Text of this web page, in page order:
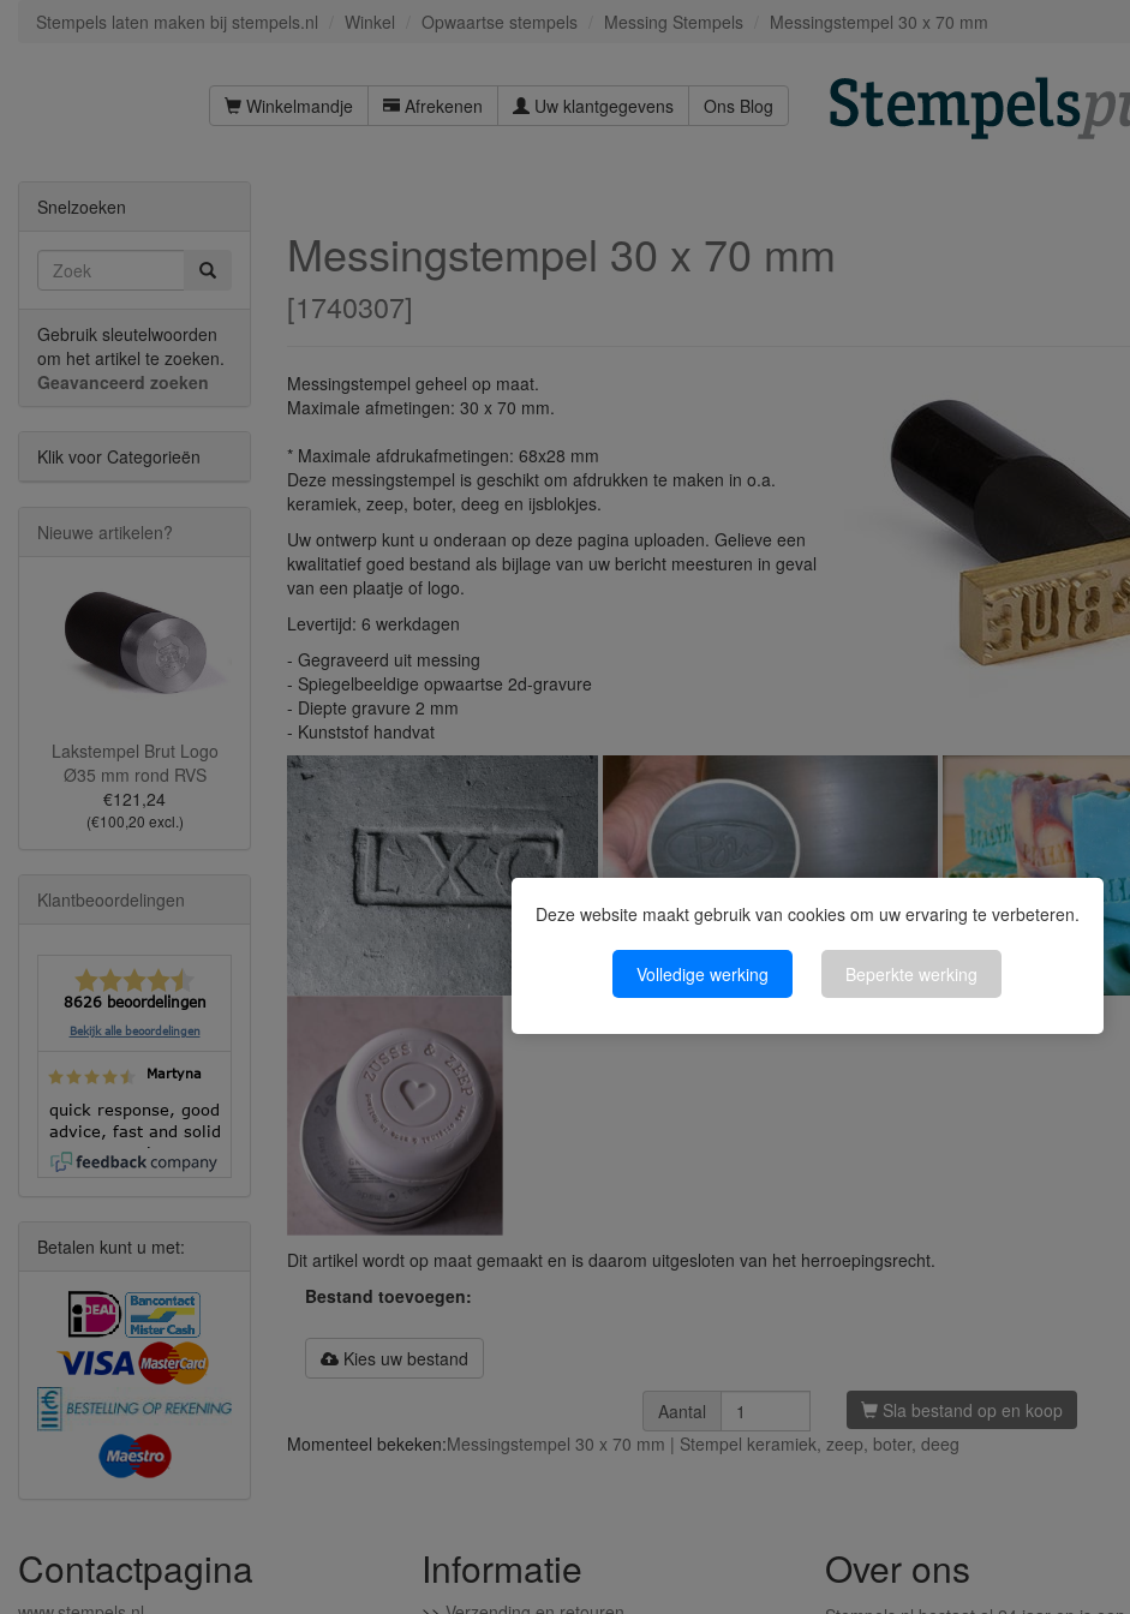
Deze website maakt gebruik van cookies om uw ervaring te verbeteren.
Volledige werking Beperkte werking
Stempels laten maken bij stempels.nl Winkel Opwaartse stempels Messing Stempels Messingstempel 30 x 70 mm
Winkelmandje Afrekenen Uw klantgegevens Ons Blog
Messingstempel 30 x 70 mm
[1740307]
Messingstempel geheel op maat.
Maximale afmetingen: 30 x 70 mm.
* Maximale afdrukafmetingen: 68x28 mm
Deze messingstempel is geschikt om afdrukken te maken in o.a.
keramiek, zeep, boter, deeg en ijsblokjes.
Uw ontwerp kunt u onderaan op deze pagina uploaden. Gelieve een
kwalitatief goed bestand als bijlage van uw bericht meesturen in geval
van een plaatje of logo.
Levertijd: 6 werkdagen
- Gegraveerd uit messing
- Spiegelbeeldige opwaartse 2d-gravure
- Diepte gravure 2 mm
- Kunststof handvat
Dit artikel wordt op maat gemaakt en is daarom uitgesloten van het herroepingsrecht.
Bestand toevoegen:
Kies uw bestand
Aantal
Sla bestand op en koop
Momenteel bekeken:Messingstempel 30 x 70 mm | Stempel keramiek, zeep, boter, deeg
Snelzoeken
Gebruik sleutelwoorden
om het artikel te zoeken.
Geavanceerd zoeken
Klik voor Categorieën
Nieuwe artikelen?
Lakstempel Brut Logo
Ø35 mm rond RVS
€121,24
(€100,20 excl.)
Klantbeoordelingen
8626 beoordelingen
Bekijk alle beoordelingen
Martyna
quick response, good
advice, fast and solid
execution!
Betalen kunt u met:
Contactpagina Informatie Over ons